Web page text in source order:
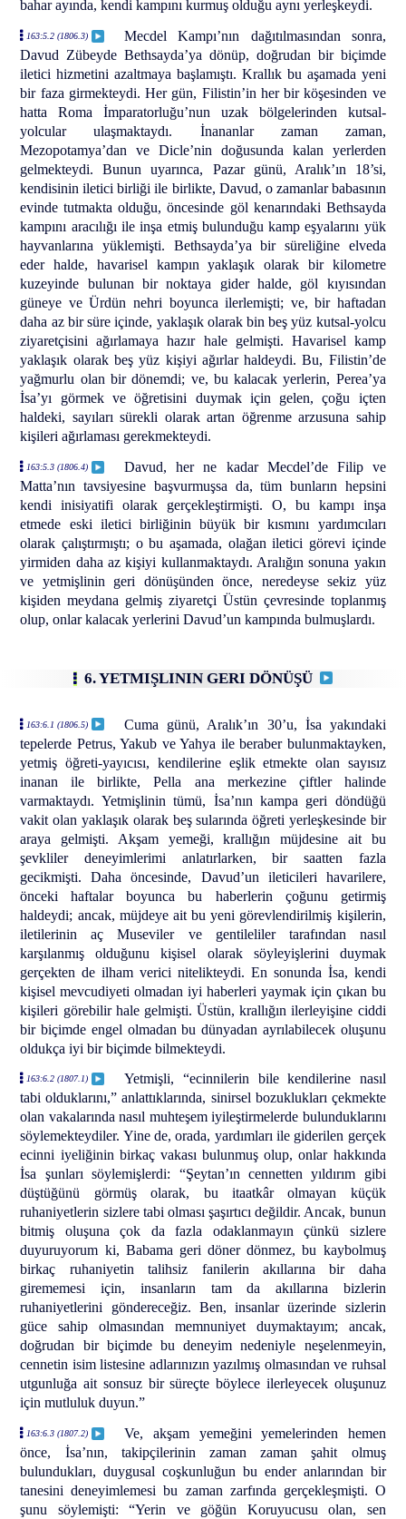
bahar ayında, kendi kampını kurmuş olduğu aynı yerleşkeydi.
163:5.2 (1806.3)
Mecdel Kampı’nın dağıtılmasından sonra,
Davud Zübeyde Bethsayda’ya dönüp, doğrudan bir biçimde
iletici hizmetini azaltmaya başlamıştı. Krallık bu aşamada yeni
bir faza girmekteydi. Her gün, Filistin’in her bir köşesinden ve
hatta Roma İmparatorluğu’nun uzak bölgelerinden kutsal-
yolcular ulaşmaktaydı. İnananlar zaman zaman,
Mezopotamya’dan ve Dicle’nin doğusunda kalan yerlerden
gelmekteydi. Bunun uyarınca, Pazar günü, Aralık’ın 18’si,
kendisinin iletici birliği ile birlikte, Davud, o zamanlar babasının
evinde tutmakta olduğu, öncesinde göl kenarındaki Bethsayda
kampını aracılığı ile inşa etmiş bulunduğu kamp eşyalarını yük
hayvanlarına yüklemişti. Bethsayda’ya bir süreliğine elveda
eder halde, havarisel kampın yaklaşık olarak bir kilometre
kuzeyinde bulunan bir noktaya gider halde, göl kıyısından
güneye ve Ürdün nehri boyunca ilerlemişti; ve, bir haftadan
daha az bir süre içinde, yaklaşık olarak bin beş yüz kutsal-yolcu
ziyaretçisini ağırlamaya hazır hale gelmişti. Havarisel kamp
yaklaşık olarak beş yüz kişiyi ağırlar haldeydi. Bu, Filistin’de
yağmurlu olan bir dönemdi; ve, bu kalacak yerlerin, Perea’ya
İsa’yı görmek ve öğretisini duymak için gelen, çoğu içten
haldeki, sayıları sürekli olarak artan öğrenme arzusuna sahip
kişileri ağırlaması gerekmekteydi.
163:5.3 (1806.4)
Davud, her ne kadar Mecdel’de Filip ve
Matta’nın tavsiyesine başvurmuşsa da, tüm bunların hepsini
kendi inisiyatifi olarak gerçekleştirmişti. O, bu kampı inşa
etmede eski iletici birliğinin büyük bir kısmını yardımcıları
olarak çalıştırmıştı; o bu aşamada, olağan iletici görevi içinde
yirmiden daha az kişiyi kullanmaktaydı. Aralığın sonuna yakın
ve yetmişlinin geri dönüşünden önce, neredeyse sekiz yüz
kişiden meydana gelmiş ziyaretçi Üstün çevresinde toplanmış
olup, onlar kalacak yerlerini Davud’un kampında bulmuşlardı.
6. YETMIŞLININ GERI DÖNÜŞÜ
163:6.1 (1806.5)
Cuma günü, Aralık’ın 30’u, İsa yakındaki
tepelerde Petrus, Yakub ve Yahya ile beraber bulunmaktayken,
yetmiş öğreti-yayıcısı, kendilerine eşlik etmekte olan sayısız
inanan ile birlikte, Pella ana merkezine çiftler halinde
varmaktaydı. Yetmişlinin tümü, İsa’nın kampa geri döndüğü
vakit olan yaklaşık olarak beş sularında öğreti yerleşkesinde bir
araya gelmişti. Akşam yemeği, krallığın müjdesine ait bu
şevkliler deneyimlerimi anlatırlarken, bir saatten fazla
gecikmişti. Daha öncesinde, Davud’un ileticileri havarilere,
önceki haftalar boyunca bu haberlerin çoğunu getirmiş
haldeydi; ancak, müjdeye ait bu yeni görevlendirilmiş kişilerin,
iletilerinin aç Museviler ve gentileliler tarafından nasıl
karşılanmış olduğunu kişisel olarak söyleyişlerini duymak
gerçekten de ilham verici nitelikteydi. En sonunda İsa, kendi
kişisel mevcudiyeti olmadan iyi haberleri yaymak için çıkan bu
kişileri görebilir hale gelmişti. Üstün, krallığın ilerleyişine ciddi
bir biçimde engel olmadan bu dünyadan ayrılabilecek oluşunu
oldukça iyi bir biçimde bilmekteydi.
163:6.2 (1807.1)
Yetmişli, “ecinnilerin bile kendilerine nasıl
tabi olduklarını,” anlattıklarında, sinirsel bozuklukları çekmekte
olan vakalarında nasıl muhteşem iyileştirmelerde bulunduklarını
söylemekteydiler. Yine de, orada, yardımları ile giderilen gerçek
ecinni iyeliğinin birkaç vakası bulunmuş olup, onlar hakkında
İsa şunları söylemişlerdi: “Şeytan’ın cennetten yıldırım gibi
düştüğünü görmüş olarak, bu itaatkâr olmayan küçük
ruhaniyetlerin sizlere tabi olması şaşırtıcı değildir. Ancak, bunun
bitmiş oluşuna çok da fazla odaklanmayın çünkü sizlere
duyuruyorum ki, Babama geri döner dönmez, bu kaybolmuş
birkaç ruhaniyetin talihsiz fanilerin akıllarına bir daha
girememesi için, insanların tam da akıllarına bizlerin
ruhaniyetlerini göndereceğiz. Ben, insanlar üzerinde sizlerin
güce sahip olmasından memnuniyet duymaktayım; ancak,
doğrudan bir biçimde bu deneyim nedeniyle neşelenmeyin,
cennetin isim listesine adlarınızın yazılmış olmasından ve ruhsal
utgunluğa ait sonsuz bir süreçte böylece ilerleyecek oluşunuz
için mutluluk duyun.”
163:6.3 (1807.2)
Ve, akşam yemeğini yemelerinden hemen
önce, İsa’nın, takipçilerinin zaman zaman şahit olmuş
bulundukları, duygusal coşkunluğun bu ender anlarından bir
tanesini deneyimlemesi bu zaman zarfında gerçekleşmişti. O
şunu söylemişti: “Yerin ve göğün Koruyucusu olan, sen